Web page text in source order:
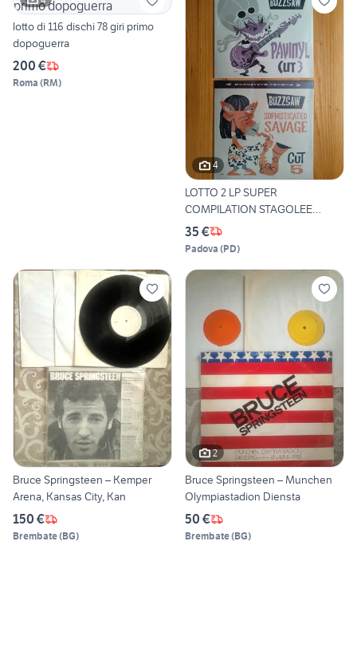
lotto di 116 dischi 78 giri primo
dopoguerra
200 €
Roma (RM)
4
LOTTO 2 LP SUPER
COMPILATION STAGOLEE
ROCK & ROLL
35 €
Padova (PD)
Bruce Springsteen – Kemper
Arena, Kansas City, Kan
150 €
Brembate(BG)
2
Bruce Springsteen – Munchen
Olympiastadion Diensta
50 €
Brembate(BG)